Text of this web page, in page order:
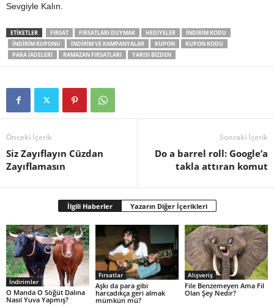
Sevgiyle Kalın.
ETIKETLER FIRSAT FIRSATLARI DUYMAK HEDIYELER
INDIRIM KODU
INDIRIM KUPONU
INDIRIM VE KAMPANYALAR KUPON
KUPON KODU
PARA IADELERI
RAMAZAN FIRSATLARI YARISI BIZDEN
Önceki İçerik
Siz Zayıflayın Cüzdan
Zayıflamasın
Sonraki İçerik
Do a barrel roll: Google’a
takla attıran komut
İlgili Haberler Yazarın Diğer İçerikleri
İndirimler
O Manda O Söğüt Dalına
Nasıl Yuva Yapmış?
Fırsatlar
Aşkı da para gibi
harcadıkça geri almak
mümkün mü?
Alışveriş
File Benzemeyen Ama Fil
Olan Şey Nedir?